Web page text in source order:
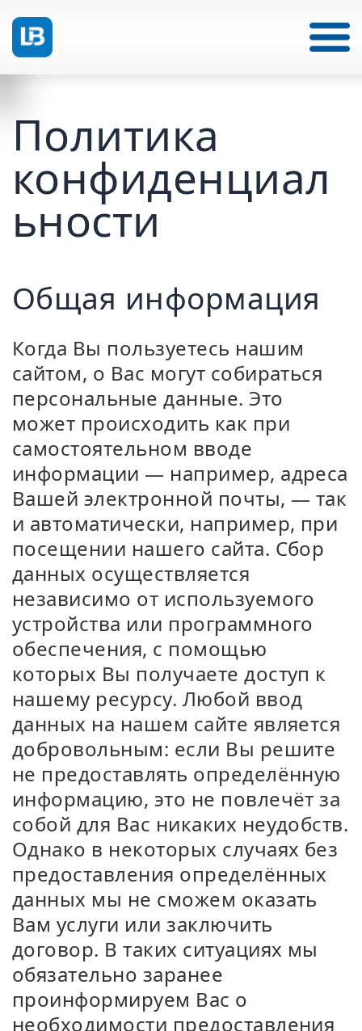
Политика
конфиденциал
ьности
Общая информация
Когда Вы пользуетесь нашим
сайтом, о Вас могут собираться
персональные данные. Это
может происходить как при
самостоятельном вводе
информации — например, адреса
Вашей электронной почты, — так
и автоматически, например, при
посещении нашего сайта. Сбор
данных осуществляется
независимо от используемого
устройства или программного
обеспечения, с помощью
которых Вы получаете доступ к
нашему ресурсу. Любой ввод
данных на нашем сайте является
добровольным: если Вы решите
не предоставлять определённую
информацию, это не повлечёт за
собой для Вас никаких неудобств.
Однако в некоторых случаях без
предоставления определённых
данных мы не сможем оказать
Вам услуги или заключить
договор. В таких ситуациях мы
обязательно заранее
проинформируем Вас о
необходимости предоставления